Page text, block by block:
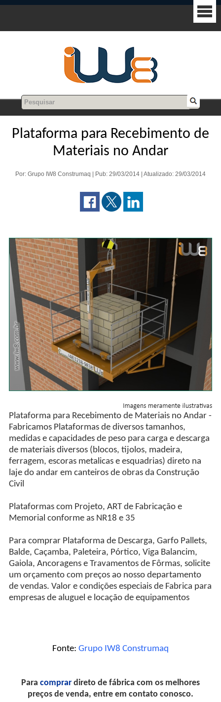
Plataforma para Recebimento de
Materiais no Andar
Por: Grupo IW8 Construmaq | Pub: 29/03/2014 | Atualizado: 29/03/2014
Plataforma para Recebimento de Materiais no Andar -
Fabricamos Plataformas de diversos tamanhos,
medidas e capacidades de peso para carga e descarga
de materiais diversos (blocos, tijolos, madeira,
ferragem, escoras metalicas e esquadrias) direto na
laje do andar em canteiros de obras da Construção
Civil
Plataformas com Projeto, ART de Fabricação e
Memorial conforme as NR18 e 35
Para comprar Plataforma de Descarga, Garfo Pallets,
Balde, Caçamba, Paleteira, Pórtico, Viga Balancim,
Gaiola, Ancoragens e Travamentos de Fôrmas, solicite
um orçamento com preços ao nosso departamento
de vendas. Valor e condições especiais de Fabrica para
empresas de aluguel e locação de equipamentos
Fonte: Grupo IW8 Construmaq
Para comprar direto de fábrica com os melhores
preços de venda, entre em contato conosco.